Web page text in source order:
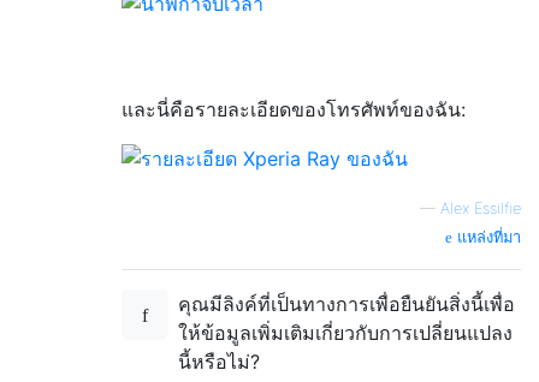
และนี่คือรายละเอียดของโทรศัพท์ของฉัน:
— Alex Essilfie
แหล่งที่มา
คุณมีลิงค์ที่เป็นทางการเพื่อยืนยันสิ่งนี้เพื่อ
ให้ข้อมูลเพิ่มเติมเกี่ยวกับการเปลี่ยนแปลง
นี้หรือไม่?